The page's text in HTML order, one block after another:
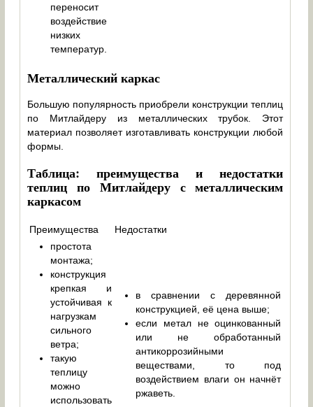
переносит
воздействие
низких
температур.
Металлический каркас
Большую популярность приобрели конструкции теплиц
по Митлайдеру из металлических трубок. Этот
материал позволяет изготавливать конструкции любой
формы.
Таблица: преимущества и недостатки
теплиц по Митлайдеру с металлическим
каркасом
Преимущества
Недостатки
простота
монтажа;
конструкция
крепкая и
устойчивая к
нагрузкам
сильного
ветра;
такую
теплицу
можно
использовать
в сравнении с деревянной
конструкцией, её цена выше;
если метал не оцинкованный
или не обработанный
антикоррозийными
веществами, то под
воздействием влаги он начнёт
ржаветь.